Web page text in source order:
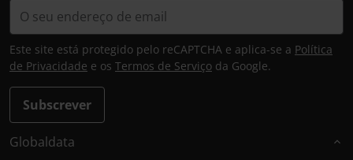
Subscrever
Este site está protegido pelo reCAPTCHA e aplica-se a Política
de Privacidade e os Termos de Serviço da Google.
Globaldata